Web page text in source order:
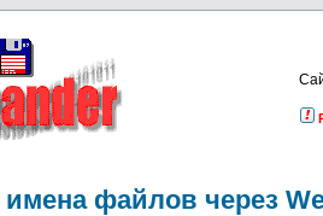
файлов через